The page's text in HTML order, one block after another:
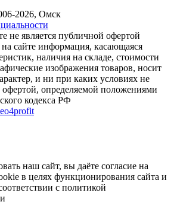
2026, Омск
не является публичной офертой
на сайте информация, касающаяся
наличия на складе, стоимости
изображения товаров, носит
и ни при каких условиях не
офертой, определяемой положениями
кодекса РФ
наш сайт, вы даёте согласие на
в целях функционирования сайта и
с политикой